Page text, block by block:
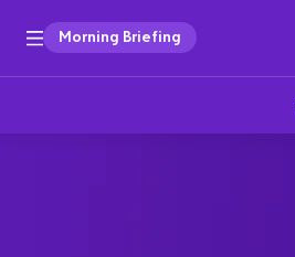
Morning Briefing